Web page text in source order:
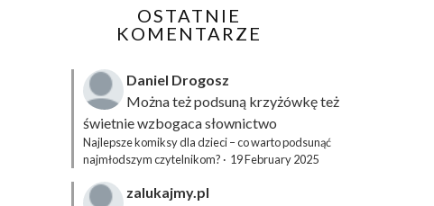
OSTATNIE
KOMENTARZE
Daniel Drogosz
Można też podsuną krzyżówkęteż
świetnie wzbogaca słownictwo
Najlepsze komiksy dla dzieci – co warto podsunąć
najmłodszym czytelnikom? · 19 February 2025
zalukajmy.pl